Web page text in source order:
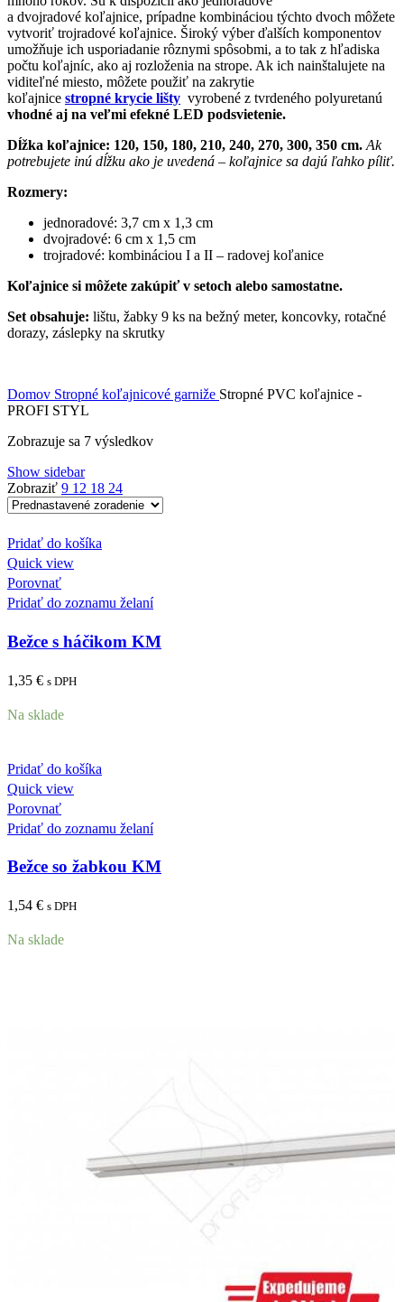
a dvojradové koľajnice, prípadne kombináciou týchto dvoch môžete
vytvoriť trojradové koľajnice. Široký výber ďalších komponentov
umožňuje ich usporiadanie rôznymi spôsobmi, a to tak z hľadiska
počtu koľajníc, ako aj rozloženia na strope. Ak ich nainštalujete na
viditeľné miesto, môžete použiť na zakrytie
koľajnice stropné krycie lišty vyrobené z tvrdeného polyuretanú
vhodné aj na veľmi efekné LED podsvietenie.
Dĺžka koľajnice: 120, 150, 180, 210, 240, 270, 300, 350 cm. Ak
potrebujete inú dĺžku ako je uvedená – koľajnice sa dajú ľahko píliť.
Rozmery:
jednoradové: 3,7 cm x 1,3 cm
dvojradové: 6 cm x 1,5 cm
trojradové: kombináciou I a II – radovej koľanice
Koľajnice si môžete zakúpiť v setoch alebo samostatne.
Set obsahuje: lištu, žabky 9 ks na bežný meter, koncovky, rotačné
dorazy, záslepky na skrutky
Domov Stropné koľajnicové garniže Stropné PVC koľajnice -
PROFI STYL
Zobrazuje sa 7 výsledkov
Show sidebar
Zobraziť 9 12 18 24
Pridať do košíka
Quick view
Porovnať
Pridať do zoznamu želaní
Bežce s háčikom KM
1,35 € s DPH
Na sklade
Pridať do košíka
Quick view
Porovnať
Pridať do zoznamu želaní
Bežce so žabkou KM
1,54 € s DPH
Na sklade